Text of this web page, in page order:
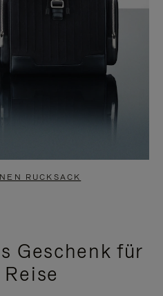
RUCKSACK
Geschenk für